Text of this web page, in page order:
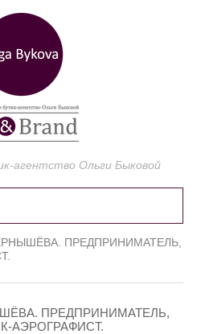
агентство Ольги Быковой
ПРЕДПРИНИМАТЕЛЬ,
ПРЕДПРИНИМАТЕЛЬ,
АЭРОГРАФИСТ.